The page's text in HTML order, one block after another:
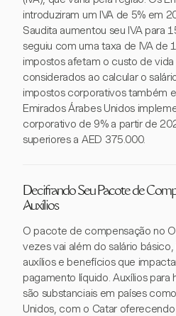
introduziram um IVA de 5% em
Saudita aumentou seu IVA para
seguiu com uma taxa de IVA de
impostos afetam o custo de
considerados ao calcular o
impostos corporativos também
Emirados Árabes Unidos
corporativo de 9% a partir de
superiores a AED 375.000.
Decifrando Seu Pacote de
Auxílios
O pacote de compensação no
vezes vai além do salário
auxílios e benefícios que
pagamento líquido. Auxílios
são substanciais em países
Unidos, com o Catar